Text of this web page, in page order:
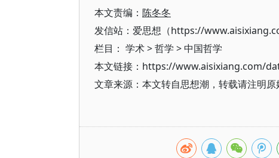
本文责编： 陈冬冬
发信站：爱思想（https://
栏目： 学术>哲学 >中国哲学
本文链接：https://www.aisixiang.com/
文章来源：本文转自思想潮，转载请注明原